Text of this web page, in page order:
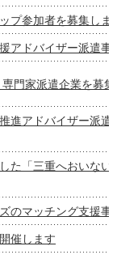
プ参加者を募集しま
アドバイザー派遣事
門家派遣企業を募
進アドバイザー派遣
た「三重へおいない
のマッチング支援事
催します